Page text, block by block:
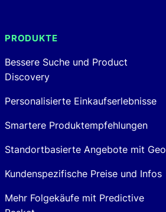
PRODUKTE
Bessere Suche und Product
Discovery
Personalisierte Einkaufserlebnisse
Smartere Produktempfehlungen
Standortbasierte Angebote mit Geo
Kundenspezifische Preise und Infos
Mehr Folgekäufe mit Predictive